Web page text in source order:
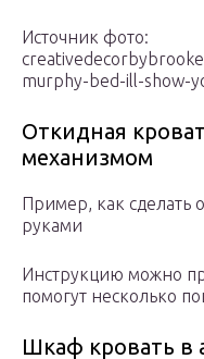
Источник фото:
murphy-bed-ill-show-
Откидная
механизмом
Пример, как сделать
руками
Инструкцию можно
помогут несколько
Шкаф кровать в